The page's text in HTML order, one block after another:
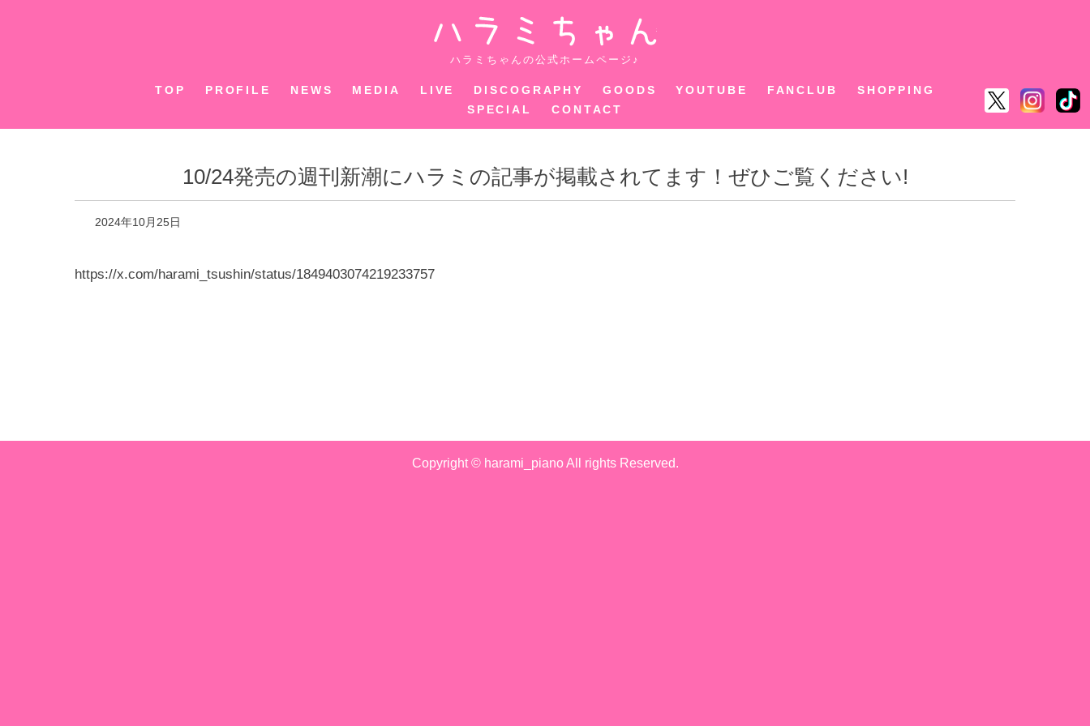
ハラミちゃん
ハラミちゃんの公式ホームページ♪
TOP PROFILE NEWS MEDIA LIVE DISCOGRAPHY GOODS YOUTUBE FANCLUB
SHOPPING
SPECIAL
CONTACT
10/24発売の週刊新潮にハラミの記事が掲載されてます！ぜひご覧ください!
2024年10月25日
https://x.com/harami_tsushin/status/1849403074219233757
Copyright © harami_piano All rights Reserved.